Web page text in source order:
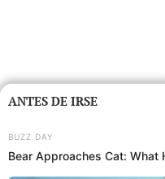
ANTES DE IRSE